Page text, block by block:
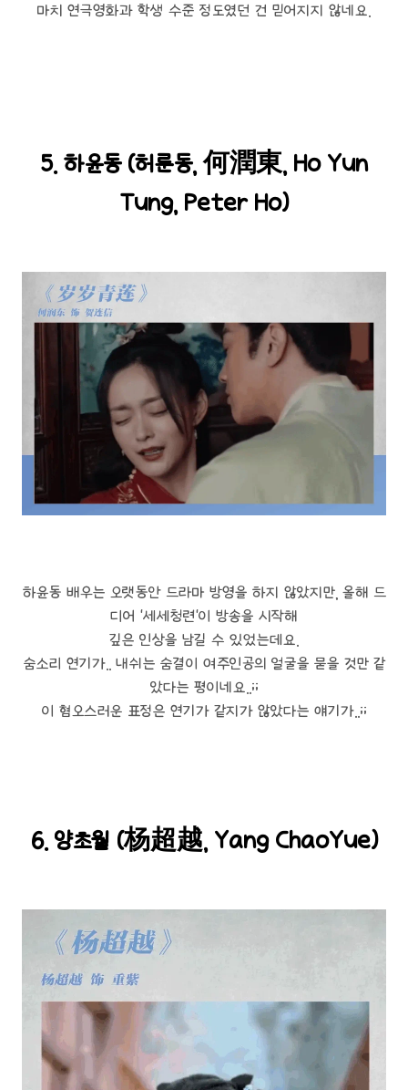
마치 연극영화과 학생 수준 정도였던 건 믿어지지 않네요.
5. 하윤동 (허룬동, 何潤東, Ho Yun
Tung, Peter Ho)
하윤동 배우는 오랫동안 드라마 방영을 하지 않았지만, 올해 드
디어 '세세청련'이 방송을 시작해
깊은 인상을 남길 수 있었는데요.
숨소리 연기가.. 내쉬는 숨결이 여주인공의 얼굴을 묻을 것만 같
았다는 평이네요..;;
이 혐오스러운 표정은 연기가 같지가 않았다는 얘기가..;;
6. 양초월 (杨超越, Yang ChaoYue)